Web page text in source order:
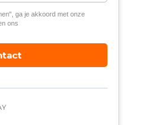
ga je akkoord met onze
ons